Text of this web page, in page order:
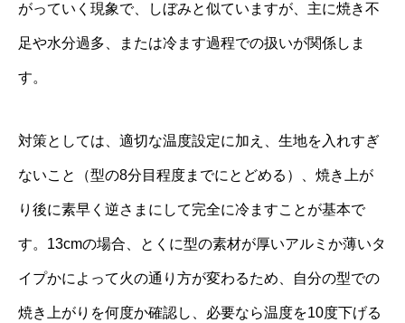
がっていく現象で、しぼみと似ていますが、主に焼き不
足や水分過多、または冷ます過程での扱いが関係しま
す。
対策としては、適切な温度設定に加え、生地を入れすぎ
ないこと（型の8分目程度までにとどめる）、焼き上が
り後に素早く逆さまにして完全に冷ますことが基本で
す。13cmの場合、とくに型の素材が厚いアルミか薄いタ
イプかによって火の通り方が変わるため、自分の型での
焼き上がりを何度か確認し、必要なら温度を10度下げる